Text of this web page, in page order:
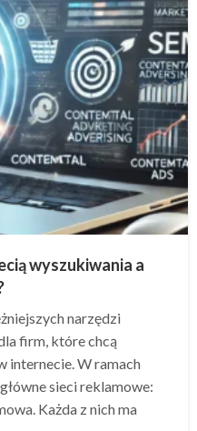
wyszukiwania a
narzędzi
firm, które chcą
internecie. W ramach
sieci reklamowe:
Każda z nich ma